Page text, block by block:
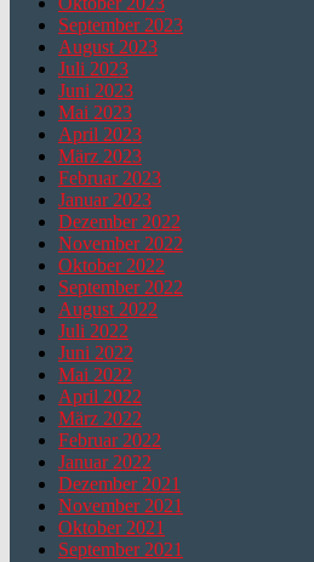
September 2023
August 2023
Juli 2023
Juni 2023
Mai 2023
April 2023
März 2023
Februar 2023
Januar 2023
Dezember 2022
November 2022
Oktober 2022
September 2022
August 2022
Juli 2022
Juni 2022
Mai 2022
April 2022
März 2022
Februar 2022
Januar 2022
Dezember 2021
November 2021
Oktober 2021
September 2021